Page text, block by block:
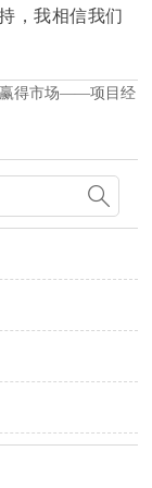
，我相信我们
得市场——项目经
